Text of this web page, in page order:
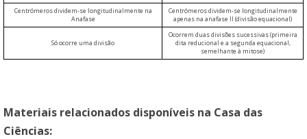
Centrómeros dividem-se longitudinalmente na
Anafase
Centrómeros dividem-se longitudinalmente
apenas na anafase II (divisão equacional)
Só ocorre uma divisão
Ocorrem duas divisões sucessivas (primeira
dita reducional e a segunda equacional,
semelhante à mitose)
Materiais relacionados disponíveis na Casa das
Ciências: